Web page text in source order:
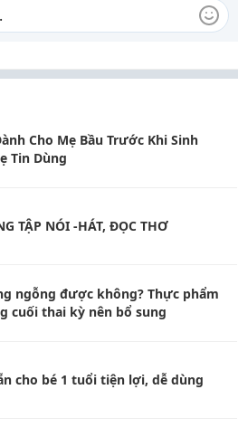
Cho Mẹ Bầu Trước Khi Sinh
Tin Dùng
BÉ BƠ 18 THÁNG TẬP NÓI -HÁT, ĐỌC THƠ
ngỗng được không? Thực phẩm
cuối thai kỳ nên bổ sung
cho bé 1 tuổi tiện lợi, dễ dùng